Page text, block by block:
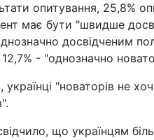
Вакансії
опитування, 25,8%
має бути "швидше
досвідченим
- "однозначно
"новаторів не
що українцям